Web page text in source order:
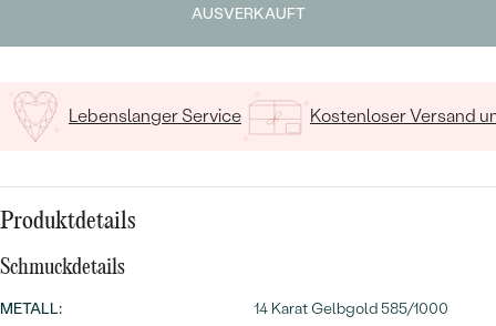
Eheringe
MIT EDELSTEIN
NACH MATERIAL
PLATIN
SILBER
EDELSTEINSCHMUCK
SCHMUCK MIT LAB GROWN
DIAMANTEN
PERLENSCHMUCK
PERSONALISIERT
PREISWERTE
LUXURIÖSE
AUSVERKAUFT
Lebenslanger Service Kostenloser Versand
Produktdetails
Schmuckdetails
METALL:
14 Karat Gelbgold 585/1000